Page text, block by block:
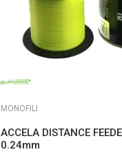
MONOFILI
ACCELA DISTANCE
0.24mm